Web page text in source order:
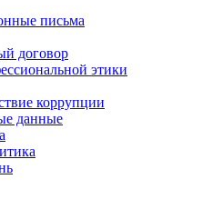
письма
договор
этики
коррупции
данные